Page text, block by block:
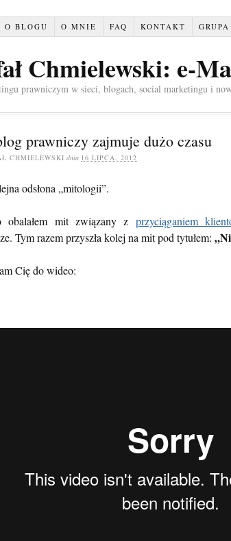
O BLOGU O MNIE FAQ KONTAKT
Chmielewski: e-
prawniczym w sieci, blogach, social marketingu i
prawniczy zajmuje dużo czasu
CHMIELEWSKI dnia 16 LIPCA, 2012
odsłona „mitologii”.
obalałem mit związany z przyciąganiem
Tym razem przyszła kolej na mit pod tytułem:
Cię do wideo: